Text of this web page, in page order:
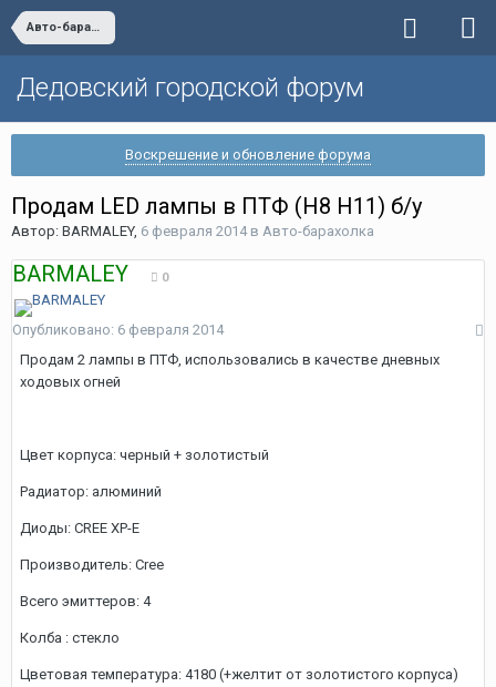
Авто-барахолка
Дедовский городской форум
Воскрешение и обновление форума
Продам LED лампы в ПТФ (H8 H11) б/у
Автор: BARMALEY, 6 февраля 2014в Авто-барахолка
BARMALEY 0
Опубликовано: 6 февраля 2014
Продам 2 лампы в ПТФ, использовались в качестве дневных
ходовых огней
Цвет корпуса: черный + золотистый
Радиатор: алюминий
Диоды: CREE XP-E
Производитель: Cree
Всего эмиттеров: 4
Колба : стекло
Цветовая температура: 4180 (+желтит от золотистого корпуса)